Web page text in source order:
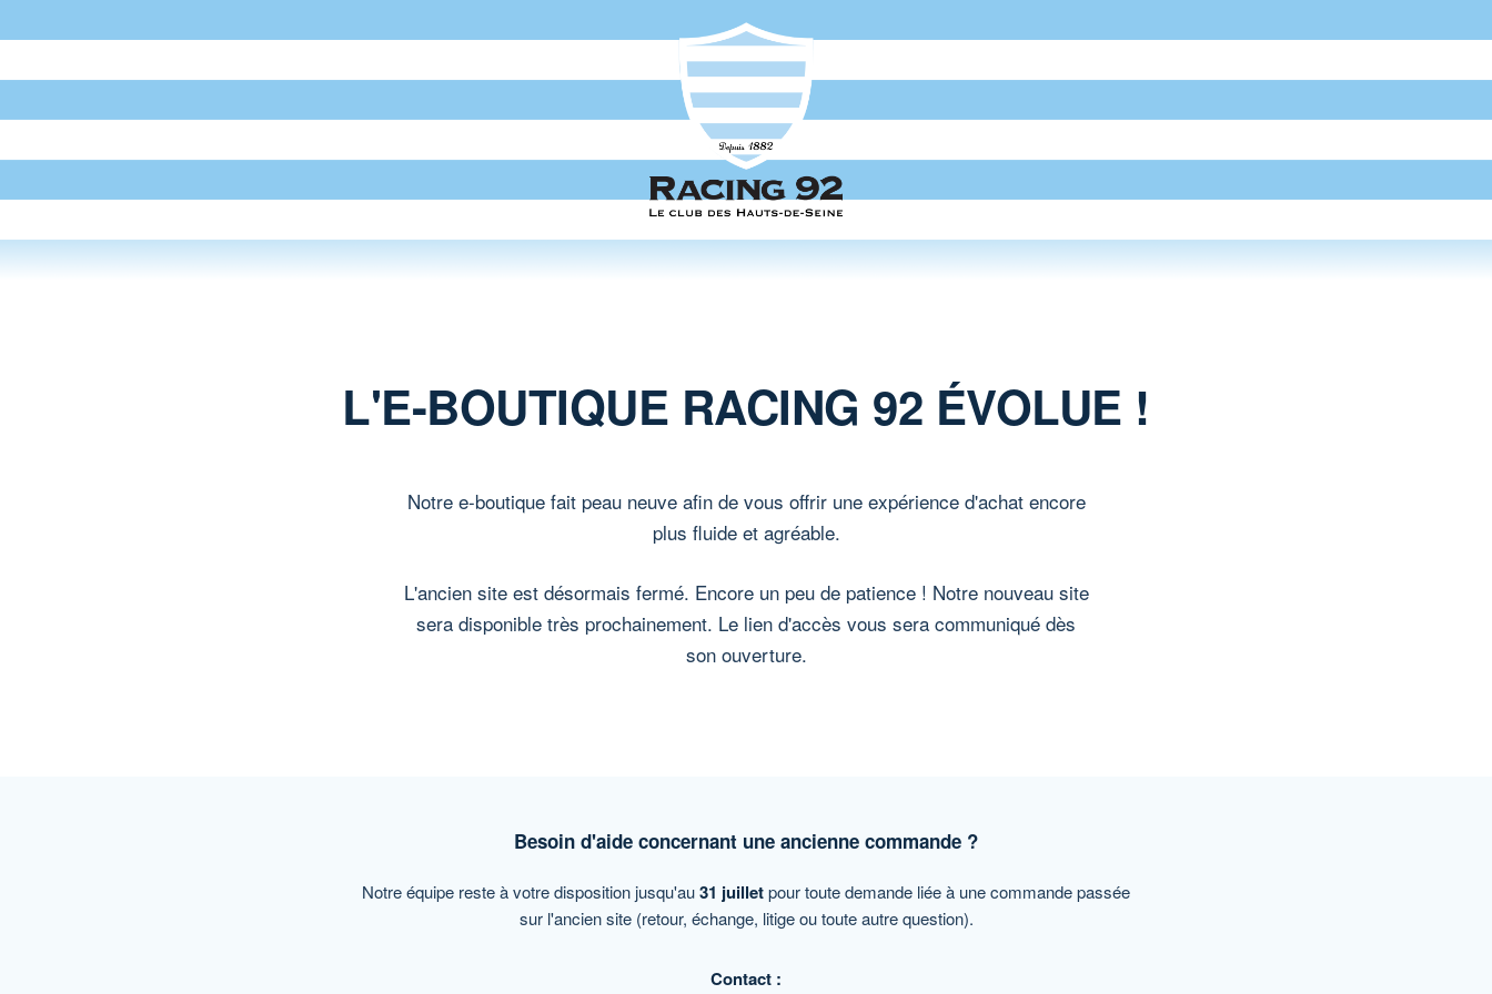
L'E-BOUTIQUE RACING 92 ÉVOLUE !
Notre e-boutique fait peau neuve afin de vous offrir une expérience d'achat encore
plus fluide et agréable.
L'ancien site est désormais fermé. Encore un peu de patience ! Notre nouveau site
sera disponible très prochainement. Le lien d'accès vous sera communiqué dès
son ouverture.
Besoin d'aide concernant une ancienne commande ?
Notre équipe reste à votre disposition jusqu'au31 juilletpour toute demande liée à une commande passée
sur l'ancien site (retour, échange, litige ou toute autre question).
Contact :